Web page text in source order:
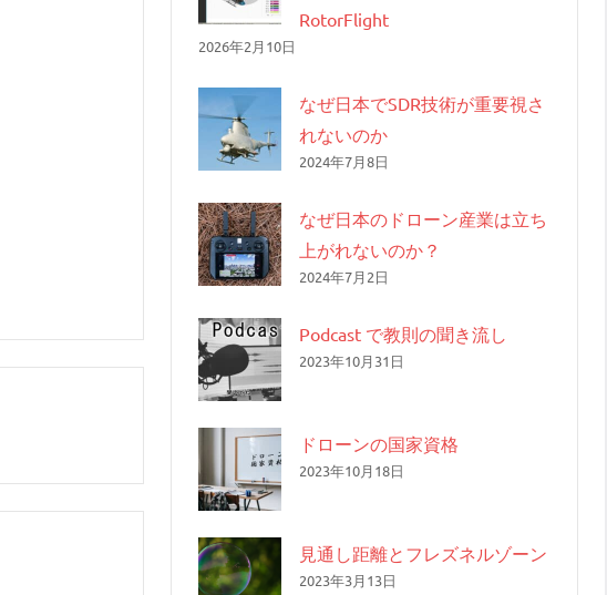
RotorFlight
2026年2月10日
なぜ日本でSDR技術が重要視さ
れないのか
2024年7月8日
なぜ日本のドローン産業は立ち
上がれないのか？
2024年7月2日
Podcast で教則の聞き流し
2023年10月31日
ドローンの国家資格
2023年10月18日
見通し距離とフレズネルゾーン
2023年3月13日